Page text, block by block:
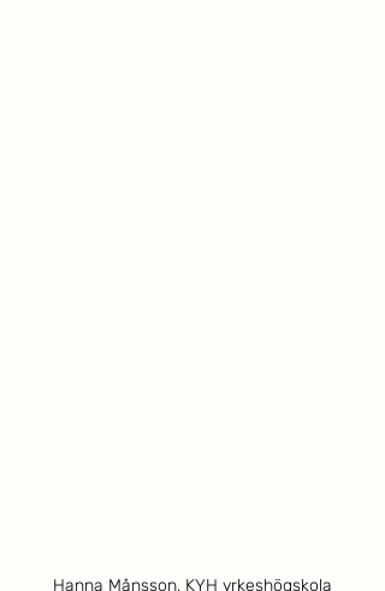
Hanna Månsson, KYH yrkeshögskola